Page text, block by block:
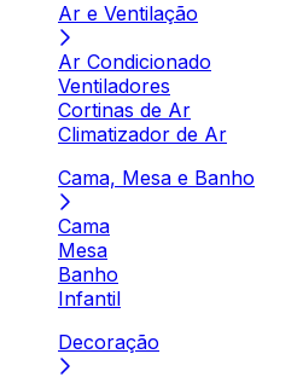
Ar e Ventilação
Ar Condicionado
Ventiladores
Cortinas de Ar
Climatizador de Ar
Cama, Mesa e Banho
Cama
Mesa
Banho
Infantil
Decoração